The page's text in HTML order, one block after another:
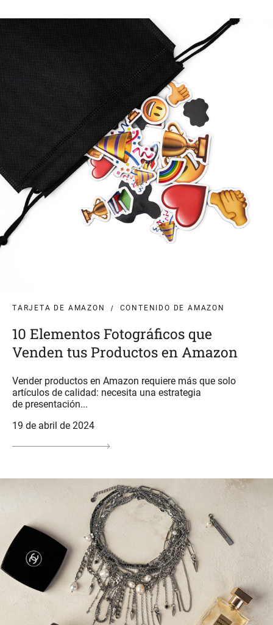
TARJETA DE AMAZON CONTENIDO DE AMAZON
10 Elementos Fotográficos que
Venden tus Productos en Amazon
Vender productos en Amazon requiere más que solo
artículos de calidad: necesita una estrategia
de presentación...
19 de abril de 2024